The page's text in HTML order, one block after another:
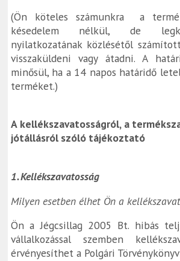
(Ön köteles számunkra a
késedelem nélkül, de
nyilatkozatának közlésétől
visszaküldeni vagy átadni. A
minősül, ha a 14 napos határidő
terméket.)
A kellékszavatosságról, a
jótállásról szóló tájékoztató
1. Kellékszavatosság
Milyen esetben élhet Ön a
Ön a Jégcsillag 2005 Bt. hibás
vállalkozással szemben
érvényesíthet a Polgári